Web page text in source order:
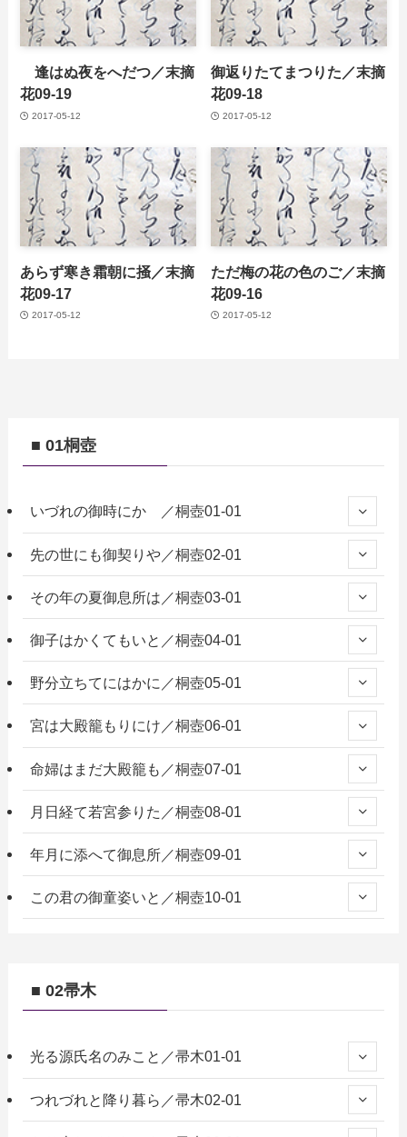
逢はぬ夜をへだつ／末摘
花09-19
2017-05-12
御返りたてまつりた／末摘
花09-18
2017-05-12
あらず寒き霜朝に掻／末摘
花09-17
2017-05-12
ただ梅の花の色のご／末摘
花09-16
2017-05-12
■ 01桐壺
いづれの御時にか ／桐壺01-01
先の世にも御契りや／桐壺02-01
その年の夏御息所は／桐壺03-01
御子はかくてもいと／桐壺04-01
野分立ちてにはかに／桐壺05-01
宮は大殿籠もりにけ／桐壺06-01
命婦はまだ大殿籠も／桐壺07-01
月日経て若宮参りた／桐壺08-01
年月に添へて御息所／桐壺09-01
この君の御童姿いと／桐壺10-01
■ 02帚木
光る源氏名のみこと／帚木01-01
つれづれと降り暮ら／帚木02-01